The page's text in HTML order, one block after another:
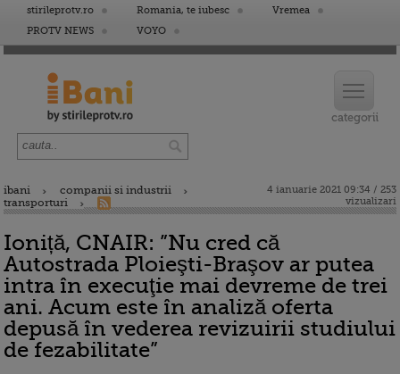
stirileprotv.ro Romania, te iubesc
Vremea
PROTV NEWS
VOYO
ibani
companii si industrii
transporturi
4 ianuarie 2021 09:34 / 253
vizualizari
Ioniță, CNAIR: ”Nu cred că
Autostrada Ploieşti-Braşov ar putea
intra în execuţie mai devreme de trei
ani. Acum este în analiză oferta
depusă în vederea revizuirii studiului
de fezabilitate”